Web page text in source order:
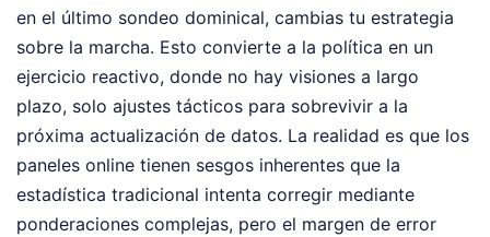
en el último sondeo dominical, cambias tu estrategia
sobre la marcha. Esto convierte a la política en un
ejercicio reactivo, donde no hay visiones a largo
plazo, solo ajustes tácticos para sobrevivir a la
próxima actualización de datos. La realidad es que los
paneles online tienen sesgos inherentes que la
estadística tradicional intenta corregir mediante
ponderaciones complejas, pero el margen de error